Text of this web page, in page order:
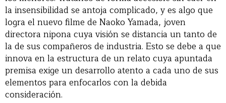
la insensibilidad se antoja complicado, y es algo que
logra el nuevo filme de Naoko Yamada, joven
directora nipona cuya visión se distancia un tanto de
la de sus compañeros de industria. Esto se debe a que
innova en la estructura de un relato cuya apuntada
premisa exige un desarrollo atento a cada uno de sus
elementos para enfocarlos con la debida
consideración.